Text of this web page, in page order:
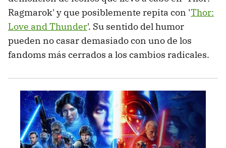
Ragmarok' y que posiblemente repita con 'Thor:
Love and Thunder'. Su sentido del humor
pueden no casar demasiado con uno de los
fandoms más cerrados a los cambios radicales.